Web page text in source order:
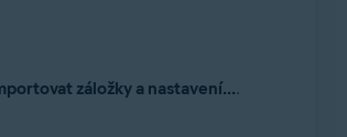
záložky a nastavení....